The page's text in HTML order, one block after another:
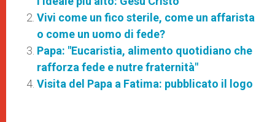
Vivi come un fico sterile, come un affarista
o come un uomo di fede?
Papa: "Eucaristia, alimento quotidiano che
rafforza fede e nutre fraternità"
Visita del Papa a Fatima: pubblicato il logo